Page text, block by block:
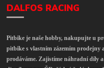
DALFOS RACING
Pitbike je naše hobby, nakupujte u
pitbike s vlastním zázemím prodejny
prodáváme. Zajistíme náhradní díly